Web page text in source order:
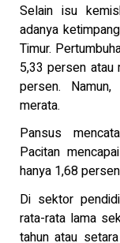
Selain isu
adanya
Timur.
5,33 persen atau
persen.
merata.
Pansus
Pacitan
hanya 1,68
Di sektor
rata-rata lama
tahun atau